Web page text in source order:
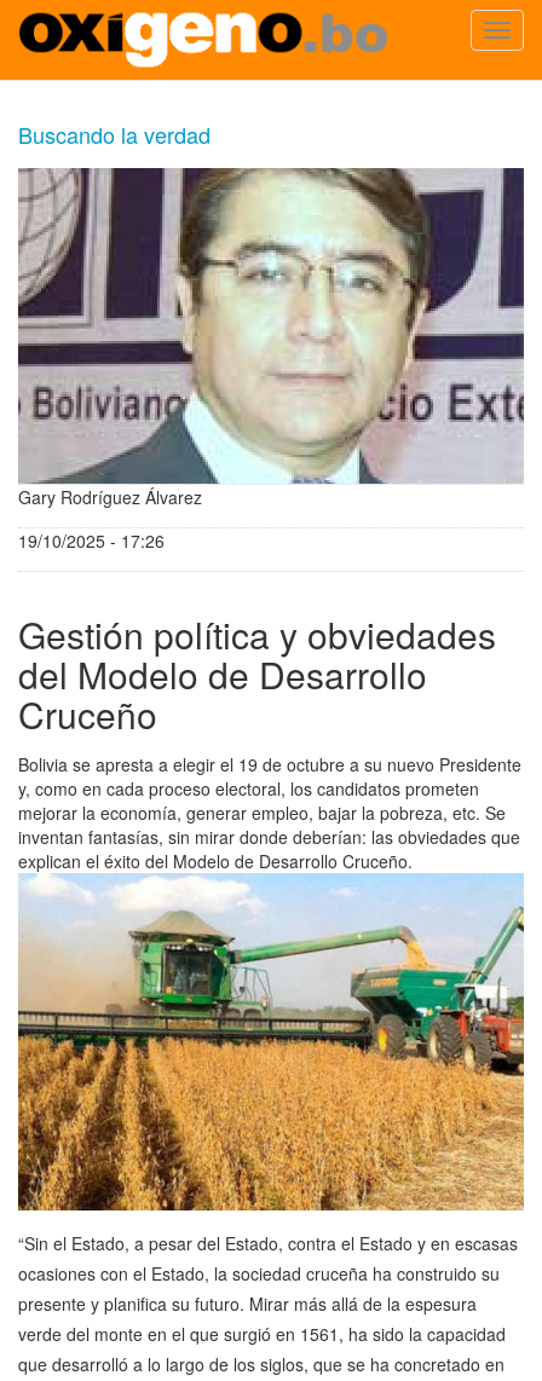
contenido
principal
Buscando la verdad
Gary Rodríguez Álvarez
19/10/2025 - 17:26
Gestión política y obviedades
del Modelo de Desarrollo
Cruceño
Bolivia se apresta a elegir el 19 de octubre a su nuevo Presidente
y, como en cada proceso electoral, los candidatos prometen
mejorar la economía, generar empleo, bajar la pobreza, etc. Se
inventan fantasías, sin mirar donde deberían: las obviedades que
explican el éxito del Modelo de Desarrollo Cruceño.
“Sin el Estado, a pesar del Estado, contra el Estado y en escasas
ocasiones con el Estado, la sociedad cruceña ha construido su
presente y planifica su futuro. Mirar más allá de la espesura
verde del monte en el que surgió en 1561, ha sido la capacidad
que desarrolló a lo largo de los siglos, que se ha concretado en